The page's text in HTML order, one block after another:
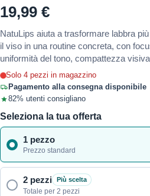
19,99 €
NatuLips aiuta a trasformare labbra
il viso in una routine concreta, con
uniformità del tono, compattezza
Solo 4 pezzi in magazzino
Pagamento alla consegna disponibile
82% utenti consigliano
Seleziona la tua offerta
1 pezzo
Prezzo standard
2 pezzi Più scelta
Totale per 2 pezzi